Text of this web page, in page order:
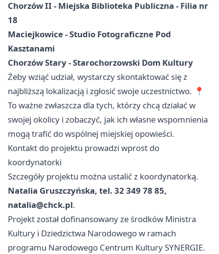
Chorzów II - Miejska Biblioteka Publiczna - Filia nr
18
Maciejkowice - Studio Fotograficzne Pod
Kasztanami
Chorzów Stary - Starochorzowski Dom Kultury
Żeby wziąć udział, wystarczy skontaktować się z
najbliższą lokalizacją i zgłosić swoje uczestnictwo. 📍
To ważne zwłaszcza dla tych, którzy chcą działać w
swojej okolicy i zobaczyć, jak ich własne wspomnienia
mogą trafić do wspólnej miejskiej opowieści.
Kontakt do projektu prowadzi wprost do
koordynatorki
Szczegóły projektu można ustalić z koordynatorką.
Natalia Gruszczyńska, tel. 32 349 78 85,
natalia@chck.pl.
Projekt został dofinansowany ze środków Ministra
Kultury i Dziedzictwa Narodowego w ramach
programu Narodowego Centrum Kultury SYNERGIE.